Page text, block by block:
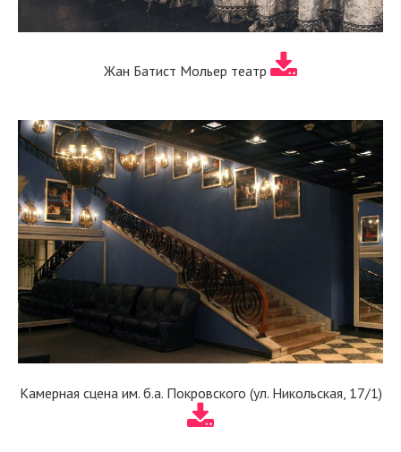
Жан Батист Мольер театр
Камерная сцена им. б.а. Покровского (ул. Никольская, 17/1)